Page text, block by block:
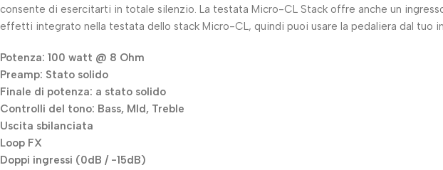
consente di esercitarti in totale silenzio. La testata Micro-CL Stack offre anche un
effetti integrato nella testata dello stack Micro-CL, quindi puoi usare la pedaliera dal tuo
Potenza: 100 watt @ 8 Ohm
Preamp: Stato solido
Finale di potenza: a stato solido
Controlli del tono: Bass, MId, Treble
Uscita sbilanciata
Loop FX
Doppi ingressi (0dB / -15dB)